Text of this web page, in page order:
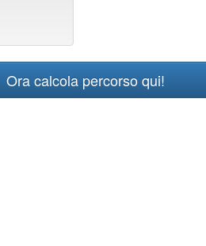
Ora calcola percorso qui!